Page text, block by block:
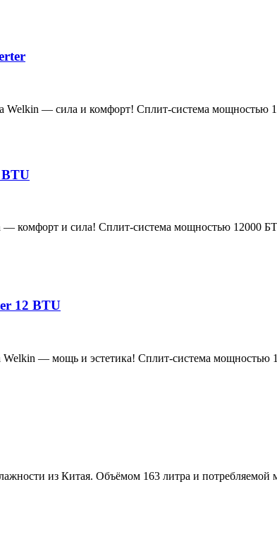
Welkin — сила и комфорт! Сплит-система мощностью
комфорт и сила! Сплит-система мощностью 12000
12 BTU
— мощь и эстетика! Сплит-система мощностью
из Китая. Объёмом 163 литра и потребляемой